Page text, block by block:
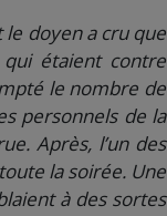
le doyen a cru que
qui étaient contre
le nombre de
personnels de la
Après, l’un des
la soirée. Une
à des sortes